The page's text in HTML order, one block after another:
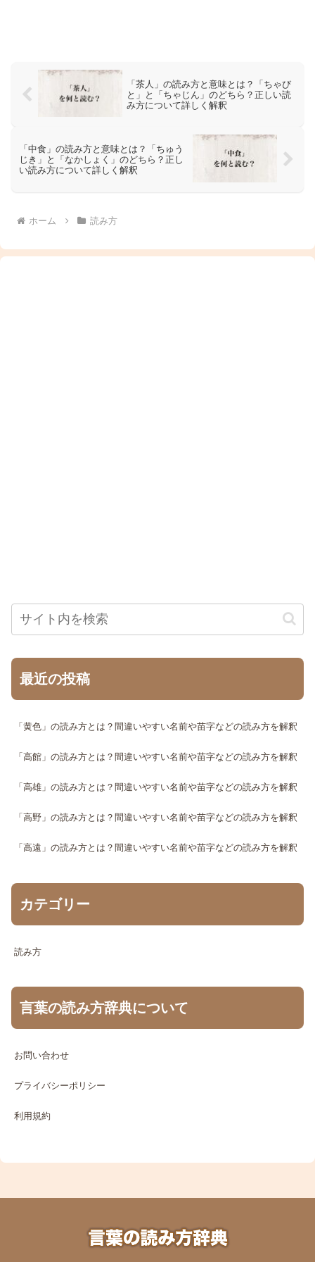
「茶人」の読み方と意味とは？「ちゃび
と」と「ちゃじん」のどちら？正しい読
み方について詳しく解釈
「中食」の読み方と意味とは？「ちゅう
じき」と「なかしょく」のどちら？正し
い読み方について詳しく解釈
ホーム 読み方
最近の投稿
「黄色」の読み方とは？間違いやすい名前や苗字などの読み方を解釈
「高館」の読み方とは？間違いやすい名前や苗字などの読み方を解釈
「高雄」の読み方とは？間違いやすい名前や苗字などの読み方を解釈
「高野」の読み方とは？間違いやすい名前や苗字などの読み方を解釈
「高遠」の読み方とは？間違いやすい名前や苗字などの読み方を解釈
カテゴリー
読み方
言葉の読み方辞典について
お問い合わせ
プライバシーポリシー
利用規約